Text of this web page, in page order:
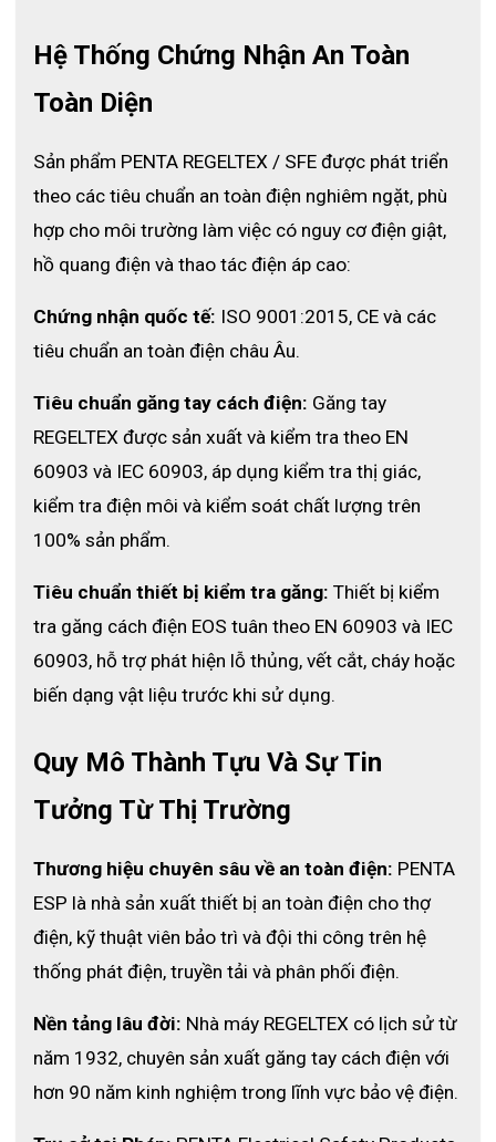
bảo hộ lao động hãy liên hệ với ECO3D để được hỗ trợ tư vấn
Hệ Thống Chứng Nhận An Toàn
Toàn Diện
Sản phẩm PENTA REGELTEX / SFE được phát triển
theo các tiêu chuẩn an toàn điện nghiêm ngặt, phù
hợp cho môi trường làm việc có nguy cơ điện giật,
hồ quang điện và thao tác điện áp cao:
Chứng nhận quốc tế: ISO 9001:2015, CE và các
tiêu chuẩn an toàn điện châu Âu.
Tiêu chuẩn găng tay cách điện: Găng tay
REGELTEX được sản xuất và kiểm tra theo EN
60903 và IEC 60903, áp dụng kiểm tra thị giác,
kiểm tra điện môi và kiểm soát chất lượng trên
100% sản phẩm.
Tiêu chuẩn thiết bị kiểm tra găng: Thiết bị kiểm
tra găng cách điện EOS tuân theo EN 60903 và IEC
60903, hỗ trợ phát hiện lỗ thủng, vết cắt, cháy hoặc
biến dạng vật liệu trước khi sử dụng.
Quy Mô Thành Tựu Và Sự Tin
Tưởng Từ Thị Trường
Thương hiệu chuyên sâu về an toàn điện: PENTA
ESP là nhà sản xuất thiết bị an toàn điện cho thợ
điện, kỹ thuật viên bảo trì và đội thi công trên hệ
thống phát điện, truyền tải và phân phối điện.
Nền tảng lâu đời: Nhà máy REGELTEX có lịch sử từ
năm 1932, chuyên sản xuất găng tay cách điện với
hơn 90 năm kinh nghiệm trong lĩnh vực bảo vệ điện.